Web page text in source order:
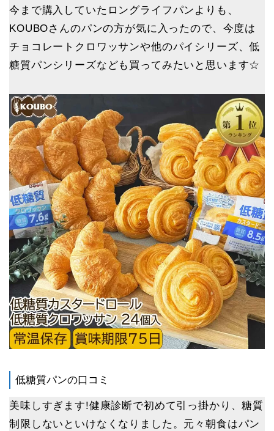
今まで購入していたロングライフパンよりも、
KOUBOさんのパンの方が気に入ったので、今度は
チョコレートクロワッサンや他のパイシリーズ、低
糖質パンシリーズなども買ってみたいと思います☆
低糖質パンの口コミ
美味しすぎます!健康診断で初めて引っ掛かり、糖質
制限しないといけなくなりました。元々朝食はパン